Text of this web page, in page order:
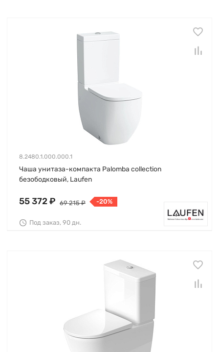
8.2480.1.000.000.1
Чаша унитаза-компакта Palomba collection
безободковый, Laufen
55 372 ₽ 69 215 ₽ -20%
Под заказ, 90 дн.